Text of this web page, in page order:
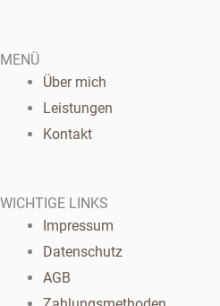
MENÜ
Über mich
Leistungen
Kontakt
WICHTIGE LINKS
Impressum
Datenschutz
AGB